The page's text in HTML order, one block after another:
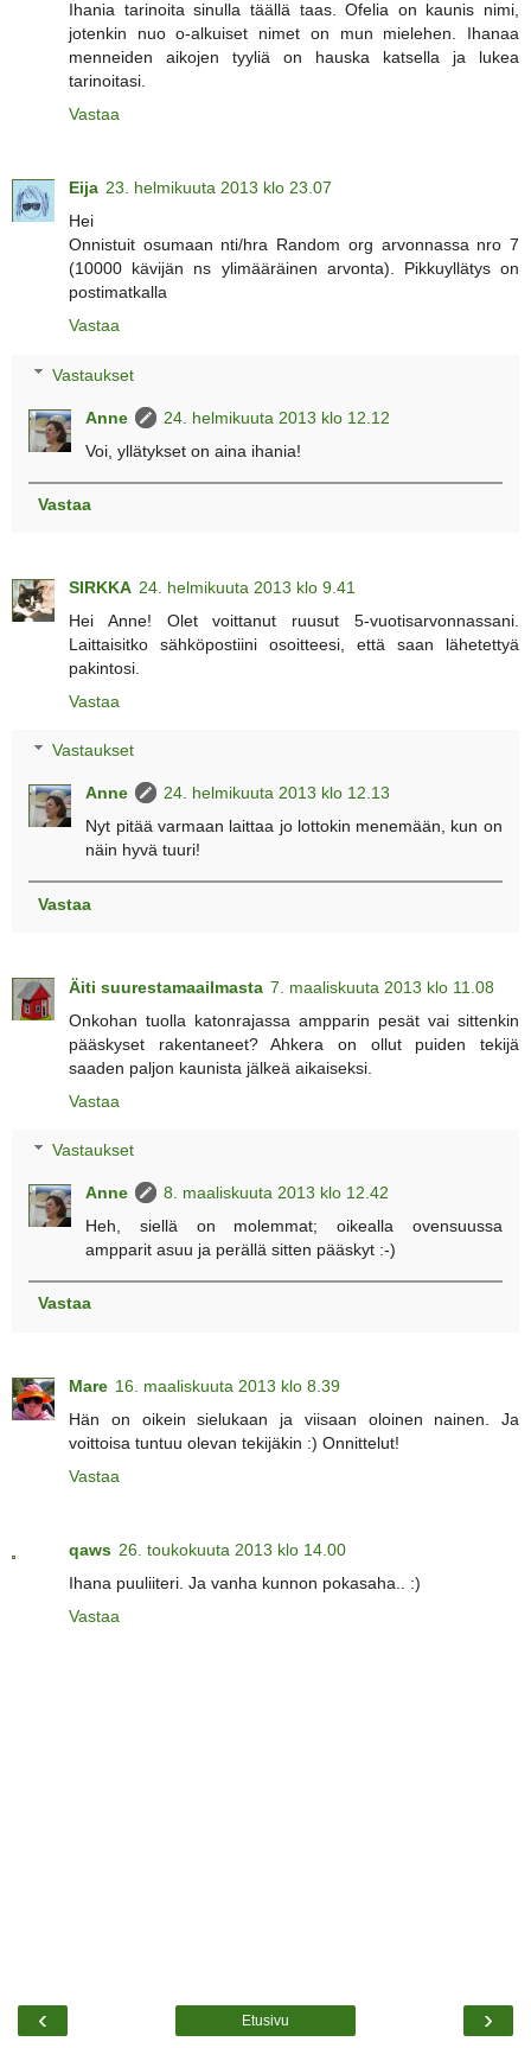
Ihania tarinoita sinulla täällä taas. Ofelia on kaunis nimi,
jotenkin nuo o-alkuiset nimet on mun mielehen. Ihanaa
menneiden aikojen tyyliä on hauska katsella ja lukea
tarinoitasi.
Vastaa
Eija 23. helmikuuta 2013 klo 23.07
Hei
Onnistuit osumaan nti/hra Random org arvonnassa nro 7
(10000 kävijän ns ylimääräinen arvonta). Pikkuyllätys on
postimatkalla
Vastaa
Vastaukset
Anne
24. helmikuuta 2013 klo 12.12
Voi, yllätykset on aina ihania!
Vastaa
SIRKKA 24. helmikuuta 2013 klo 9.41
Hei Anne! Olet voittanut ruusut 5-vuotisarvonnassani.
Laittaisitko sähköpostiini osoitteesi, että saan lähetettyä
pakintosi.
Vastaa
Vastaukset
Anne
24. helmikuuta 2013 klo 12.13
Nyt pitää varmaan laittaa jo lottokin menemään, kun on
näin hyvä tuuri!
Vastaa
Äiti suurestamaailmasta 7. maaliskuuta 2013 klo 11.08
Onkohan tuolla katonrajassa ampparin pesät vai sittenkin
pääskyset rakentaneet? Ahkera on ollut puiden tekijä
saaden paljon kaunista jälkeä aikaiseksi.
Vastaa
Vastaukset
Anne
8. maaliskuuta 2013 klo 12.42
Heh, siellä on molemmat; oikealla ovensuussa
ampparit asuu ja perällä sitten pääskyt :-)
Vastaa
Mare 16. maaliskuuta 2013 klo 8.39
Hän on oikein sielukaan ja viisaan oloinen nainen. Ja
voittoisa tuntuu olevan tekijäkin :) Onnittelut!
Vastaa
qaws 26. toukokuuta 2013 klo 14.00
Ihana puuliiteri. Ja vanha kunnon pokasaha.. :)
Vastaa
‹ ›
Etusivu